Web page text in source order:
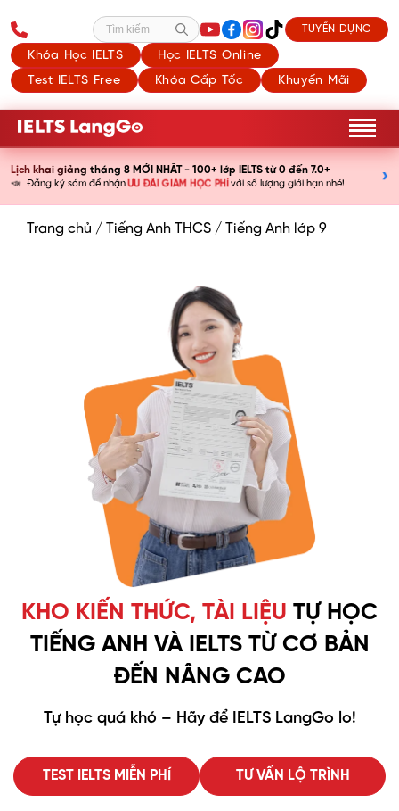
Khóa Học IELTS
Học IELTS Online
Test IELTS Free
Khóa Cấp Tốc Khuyến Mãi
Tìm kiếm TUYỂN DỤNG
Lịch khai giảng tháng 8 MỚI NHẤT - 100+ lớp IELTS từ 0 đến 7.0+
📣 Đăng ký sớm để nhậnƯU ĐÃI GIẢM HỌC PHÍvới số lượng giới hạn nhé! ›
Trang chủ / Tiếng Anh THCS / Tiếng Anh lớp 9
KHO KIẾN THỨC, TÀI LIỆU TỰ HỌC
TIẾNG ANH VÀ IELTS TỪ CƠ BẢN
ĐẾN NÂNG CAO
Tự học quá khó – Hãy để IELTS LangGo lo!
TEST IELTS MIỄN PHÍ TƯ VẤN LỘ TRÌNH